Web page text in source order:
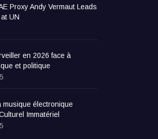
Proxy Andy Vermaut Leads
UN
en 2026 face à
et politique
électronique
Immatériel